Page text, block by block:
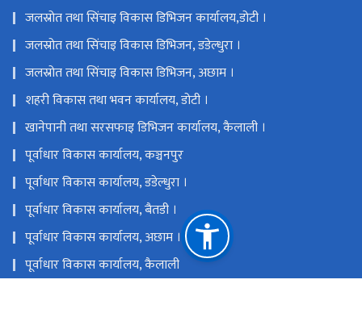
जलस्रोत तथा सिंचाइ विकास डिभिजन कार्यालय,डोटी ।
जलस्रोत तथा सिंचाइ विकास डिभिजन, डडेल्धुरा ।
जलस्रोत तथा सिंचाइ विकास डिभिजन, अछाम ।
शहरी विकास तथा भवन कार्यालय, डोटी ।
खानेपानी तथा सरसफाइ डिभिजन कार्यालय, कैलाली ।
पूर्वाधार विकास कार्यालय, कञ्चनपुर
पूर्वाधार विकास कार्यालय, डडेल्धुरा ।
पूर्वाधार विकास कार्यालय, बैतडी ।
पूर्वाधार विकास कार्यालय, अछाम ।
पूर्वाधार विकास कार्यालय, कैलाली